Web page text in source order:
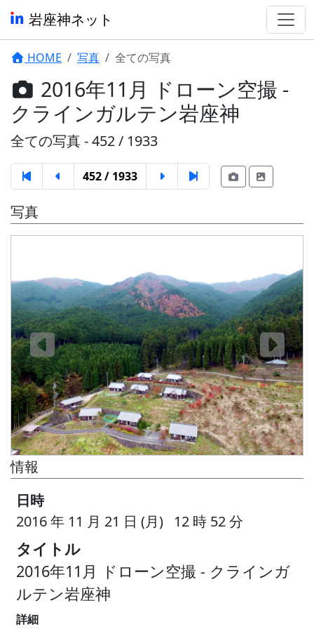
岩座神ネット
HOME 写真 全ての写真
2016年11月 ドローン空撮 -
クラインガルテン岩座神
全ての写真 - 452 / 1933
452 / 1933
写真
情報
日時
2016 年 11 月 21 日 (月) 12 時 52 分
タイトル
2016年11月 ドローン空撮 - クラインガ
ルテン岩座神
詳細